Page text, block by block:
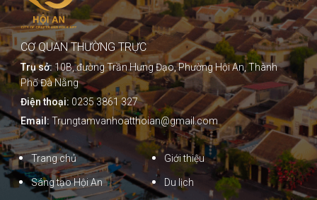
CƠ QUAN THƯỜNG TRỰC
Trụ sở: 10B, đường Trần Hưng Đạo, Phường Hội An, Thành
Phố Đà Nẵng
Điện thoại: 0235 3861 327
Email: Trungtamvanhoatthoian@gmail.com
Trang chủ Giới thiệu
Sáng tạo Hội An Du lịch